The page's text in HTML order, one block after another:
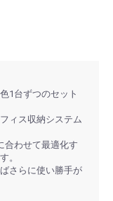
1台ずつのセット
ィス収納システム
合わせて最適化す
。
さらに使い勝手が